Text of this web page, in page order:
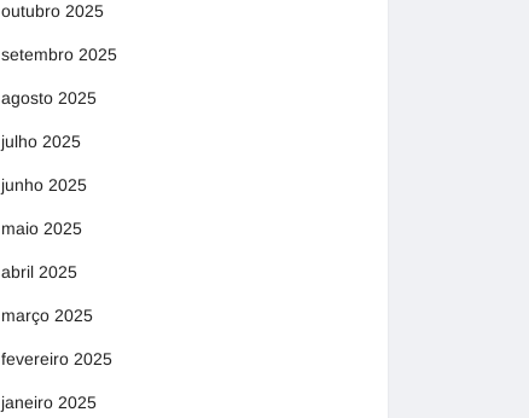
outubro 2025
setembro 2025
agosto 2025
julho 2025
junho 2025
maio 2025
abril 2025
março 2025
fevereiro 2025
janeiro 2025